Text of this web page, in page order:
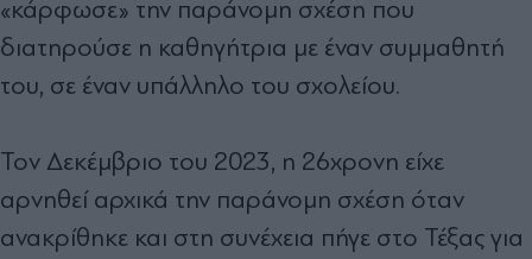
«κάρφωσε» την παράνομη σχέση που
διατηρούσε η καθηγήτρια με έναν συμμαθητή
του, σε έναν υπάλληλο του σχολείου.
Τον Δεκέμβριο του 2023, η 26χρονη είχε
αρνηθεί αρχικά την παράνομη σχέση όταν
ανακρίθηκε και στη συνέχεια πήγε στο Τέξας για